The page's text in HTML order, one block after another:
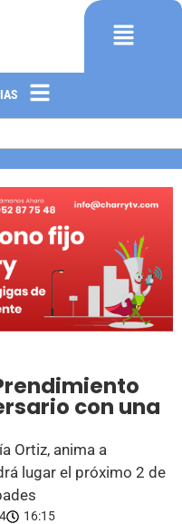
con una
Ortiz, anima a
lugar el próximo 2 de
16:15